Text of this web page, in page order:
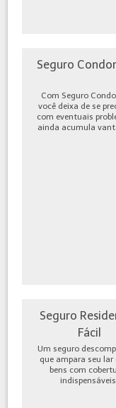
Seguro
Com Seguro
você deixa de se
com eventuais
ainda acumula
Seguro
Fácil
Um seguro
que ampara seu lar
bens com
indispensáveis.